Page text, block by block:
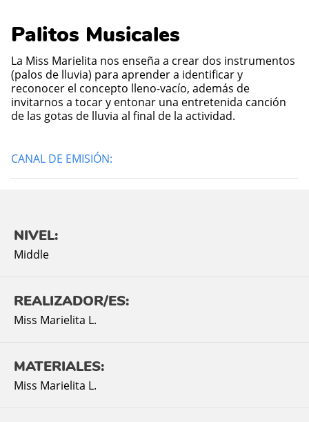
Palitos Musicales
La Miss Marielita nos enseña a crear dos instrumentos
(palos de lluvia) para aprender a identificar y
reconocer el concepto lleno-vacío, además de
invitarnos a tocar y entonar una entretenida canción
de las gotas de lluvia al final de la actividad.
CANAL DE EMISIÓN:
NIVEL:
Middle
REALIZADOR/ES:
Miss Marielita L.
MATERIALES:
Miss Marielita L.